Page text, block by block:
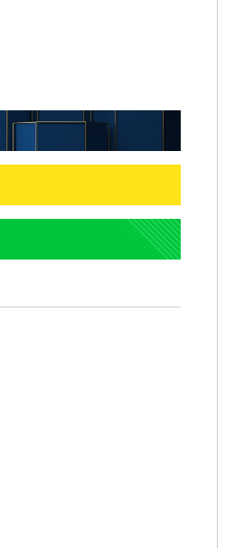
"서장훈, 28억에 산 서초 건물
450억에 매물로"
전현무 "전 연인 집착에 친구들과 연락 끊어"